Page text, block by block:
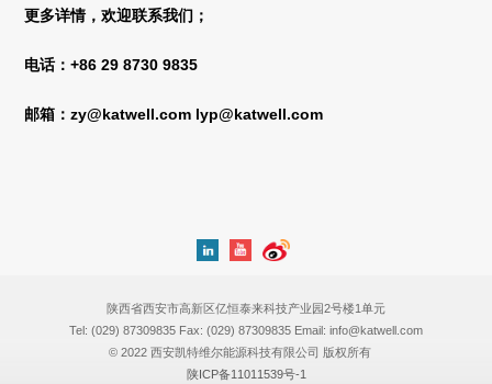
更多详情，欢迎联系我们；
电话：+86 29 8730 9835
邮箱：zy@katwell.com lyp@katwell.com
陕西省西安市高新区亿恒泰来科技产业园2号楼1单元
Tel: (029) 87309835 Fax: (029) 87309835 Email: info@katwell.com
© 2022 西安凯特维尔能源科技有限公司 版权所有
陕ICP备11011539号-1